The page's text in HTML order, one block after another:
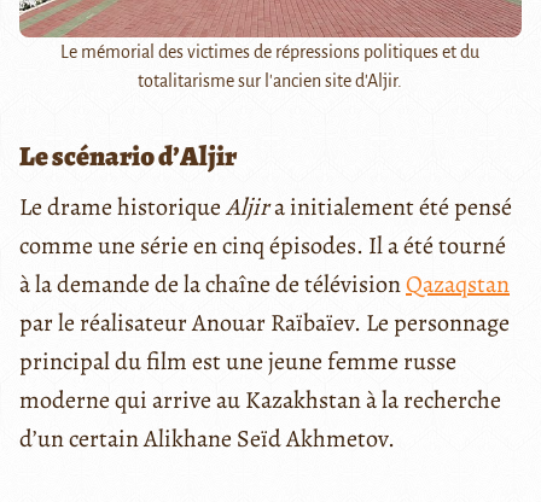
Le mémorial des victimes de répressions politiques et du
totalitarisme sur l'ancien site d'Aljir.
Le scénario d’Aljir
Le drame historiqueAljira initialement été pensé
comme une série en cinq épisodes. Il a été tourné
à la demande de la chaîne de télévisionQazaqstan
par le réalisateur Anouar Raïbaïev. Le personnage
principal du film est une jeune femme russe
moderne qui arrive au Kazakhstan à la recherche
d’un certain Alikhane Seïd Akhmetov.